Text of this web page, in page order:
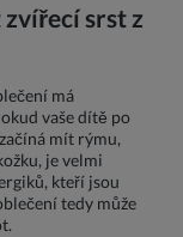
srst z
má
vaše dítě po
mít rýmu,
je velmi
kteří jsou
tedy může